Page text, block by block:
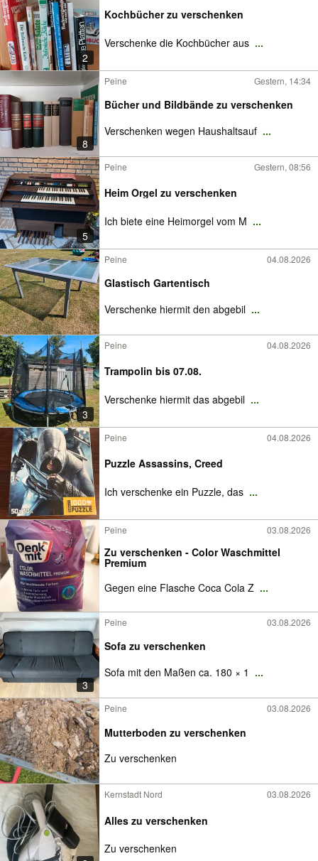
2
Kochbücher zu verschenken
Verschenke die Kochbücher aus ...
8
Peine Gestern, 14:34
Bücher und Bildbände zu verschenken
Verschenken wegen Haushaltsauf ...
5
Peine Gestern, 08:56
Heim Orgel zu verschenken
Ich biete eine Heimorgel vom M ...
Peine 04.08.2026
Glastisch Gartentisch
Verschenke hiermit den abgebil ...
3
Peine 04.08.2026
Trampolin bis 07.08.
Verschenke hiermit das abgebil ...
Peine 04.08.2026
Puzzle Assassins, Creed
Ich verschenke ein Puzzle, das ...
Peine 03.08.2026
Zu verschenken - Color Waschmittel
Premium
Gegen eine Flasche Coca Cola Z ...
3
Peine 03.08.2026
Sofa zu verschenken
Sofa mit den Maßen ca. 180 × 1 ...
Peine 03.08.2026
Mutterboden zu verschenken
Zu verschenken
Kernstadt Nord 03.08.2026
Alles zu verschenken
Zu verschenken